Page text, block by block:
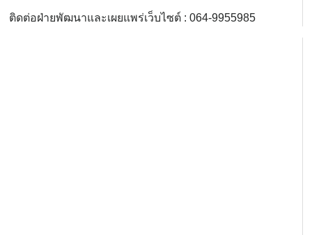
ติดต่อฝ่ายพัฒนาและเผยแพร่เว็บไซต์ : 064-9955985